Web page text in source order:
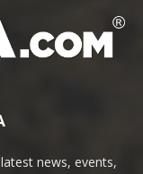
news, events,